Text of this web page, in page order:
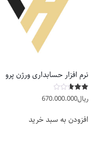
نرم افزار حسابداری ورژن پرو
امتیاز
2.64
ریال670.000.000
افزودن به سبد خرید